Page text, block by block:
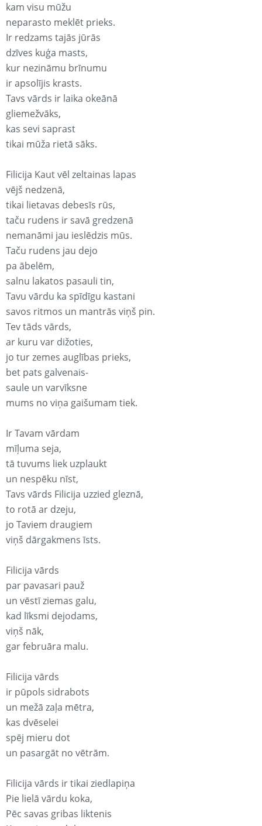
kam visu mūžu
neparasto meklēt prieks.
Ir redzams tajās jūrās
dzīves kuģa masts,
kur nezināmu brīnumu
ir apsolījis krasts.
Tavs vārds ir laika okeānā
gliemežvāks,
kas sevi saprast
tikai mūža rietā sāks.
Filicija Kaut vēl zeltainas lapas
vējš nedzenā,
tikai lietavas debesīs rūs,
taču rudens ir savā gredzenā
nemanāmi jau ieslēdzis mūs.
Taču rudens jau dejo
pa ābelēm,
salnu lakatos pasauli tin,
Tavu vārdu ka spīdīgu kastani
savos ritmos un mantrās viņš pin.
Tev tāds vārds,
ar kuru var dižoties,
jo tur zemes auglības prieks,
bet pats galvenais-
saule un varvīksne
mums no viņa gaišumam tiek.
Ir Tavam vārdam
mīļuma seja,
tā tuvums liek uzplaukt
un nespēku nīst,
Tavs vārds Filicija uzzied gleznā,
to rotā ar dzeju,
jo Taviem draugiem
viņš dārgakmens īsts.
Filicija vārds
par pavasari pauž
un vēstī ziemas galu,
kad līksmi dejodams,
viņš nāk,
gar februāra malu.
Filicija vārds
ir pūpols sidrabots
un mežā zaļa mētra,
kas dvēselei
spēj mieru dot
un pasargāt no vētrām.
Filicija vārds ir tikai ziedlapiņa
Pie lielā vārdu koka,
Pēc savas gribas liktenis